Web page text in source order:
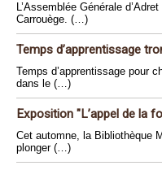
L’Assemblée Générale
Carrouège. (…)
Temps d’apprentissage
Temps d’apprentissage pour
dans le (…)
Exposition "L’appel de la
Cet automne, la Bibliothèque
plonger (…)